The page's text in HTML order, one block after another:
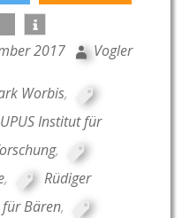
2017 Vogler
Worbis,
Institut für
,
,
Rüdiger
Bären,